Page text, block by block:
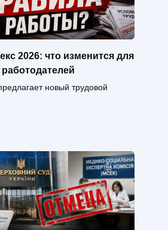
2026: что изменится для
новый трудовой